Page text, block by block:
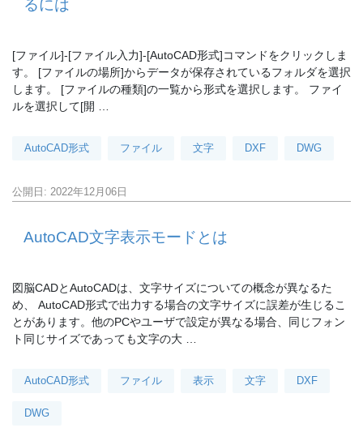
るには
[ファイル]-[ファイル入力]-[AutoCAD形式]コマンドをクリックしま
す。 [ファイルの場所]からデータが保存されているフォルダを選択
します。 [ファイルの種類]の一覧から形式を選択します。 ファイ
ルを選択して[開 …
AutoCAD形式 ファイル 文字 DXF DWG
公開日: 2022年12月06日
AutoCAD文字表示モードとは
図脳CADとAutoCADは、文字サイズについての概念が異なるた
め、 AutoCAD形式で出力する場合の文字サイズに誤差が生じるこ
とがあります。他のPCやユーザで設定が異なる場合、同じフォン
ト同じサイズであっても文字の大 …
AutoCAD形式 ファイル 表示 文字 DXF
DWG